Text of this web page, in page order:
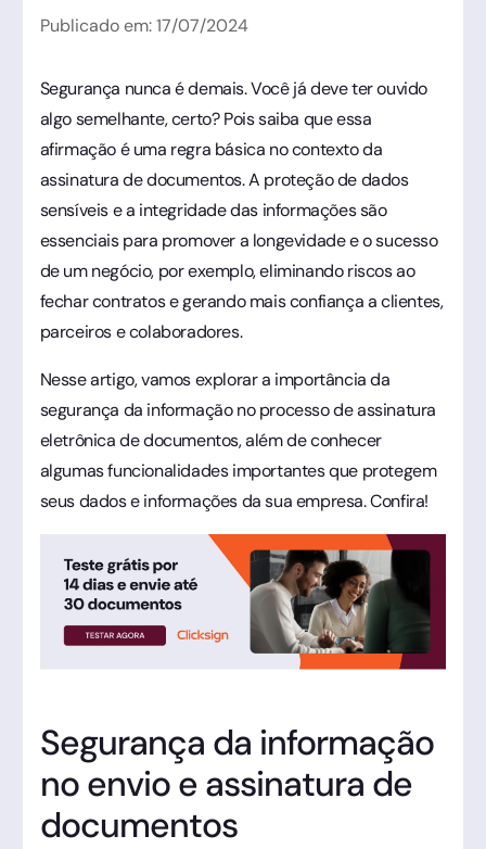
Publicado em: 17/07/2024
Segurança nunca é demais. Você já deve ter ouvido
algo semelhante, certo? Pois saiba que essa
afirmação é uma regra básica no contexto da
assinatura de documentos. A proteção de dados
sensíveis e a integridade das informações são
essenciais para promover a longevidade e o sucesso
de um negócio, por exemplo, eliminando riscos ao
fechar contratos e gerando mais confiança a clientes,
parceiros e colaboradores.
Nesse artigo, vamos explorar a importância da
segurança da informação no processo de assinatura
eletrônica de documentos, além de conhecer
algumas funcionalidades importantes que protegem
seus dados e informações da sua empresa. Confira!
Segurança da informação
no envio e assinatura de
documentos